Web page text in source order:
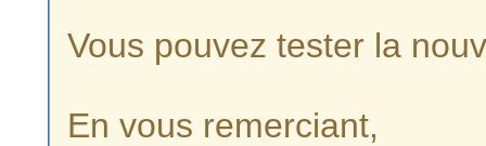
Vous pouvez tester la
En vous remerciant,